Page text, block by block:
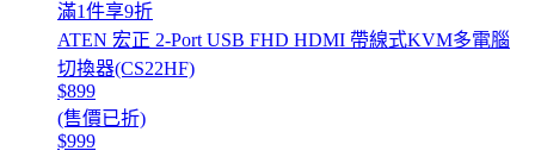
滿1件享9折
ATEN 宏正 2-Port USB FHD HDMI 帶線式KVM多電腦
切換器(CS22HF)
$899
(售價已折)
$999